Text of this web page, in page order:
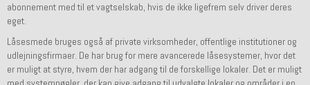
abonnement med til et vagtselskab, hvis de ikke ligefrem selv driver deres
eget.
Låsesmede bruges også af private virksomheder, offentlige institutioner og
udlejningsfirmaer. De har brug for mere avancerede låsesystemer, hvor det
er muligt at styre, hvem der har adgang til de forskellige lokaler. Det er muligt